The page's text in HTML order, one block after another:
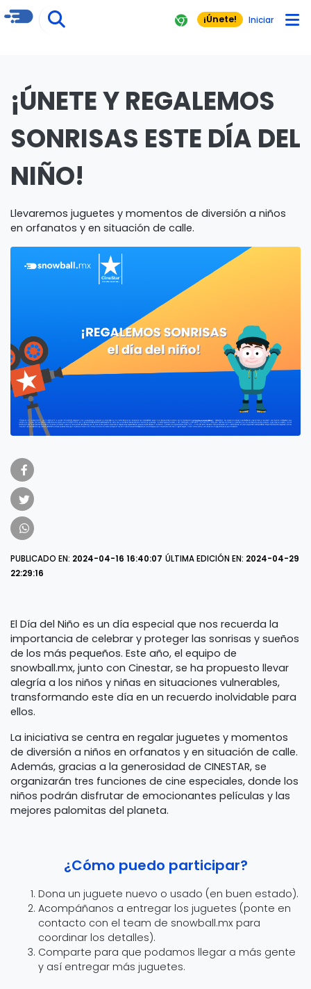
¡Únete! Iniciar
¡ÚNETE Y REGALEMOS
SONRISAS ESTE DÍA DEL
NIÑO!
Llevaremos juguetes y momentos de diversión a niños
en orfanatos y en situación de calle.
PUBLICADO EN: 2024-04-16 16:40:07 ÚLTIMA EDICIÓN EN: 2024-04-29
22:29:16
El Día del Niño es un día especial que nos recuerda la
importancia de celebrar y proteger las sonrisas y sueños
de los más pequeños. Este año, el equipo de
snowball.mx, junto con Cinestar, se ha propuesto llevar
alegría a los niños y niñas en situaciones vulnerables,
transformando este día en un recuerdo inolvidable para
ellos.
La iniciativa se centra en regalar juguetes y momentos
de diversión a niños en orfanatos y en situación de calle.
Además, gracias a la generosidad de CINESTAR, se
organizarán tres funciones de cine especiales, donde los
niños podrán disfrutar de emocionantes películas y las
mejores palomitas del planeta.
¿Cómo puedo participar?
Dona un juguete nuevo o usado (en buen estado).
Acompáñanos a entregar los juguetes (ponte en
contacto con el team de snowball.mx para
coordinar los detalles).
Comparte para que podamos llegar a más gente
y así entregar más juguetes.